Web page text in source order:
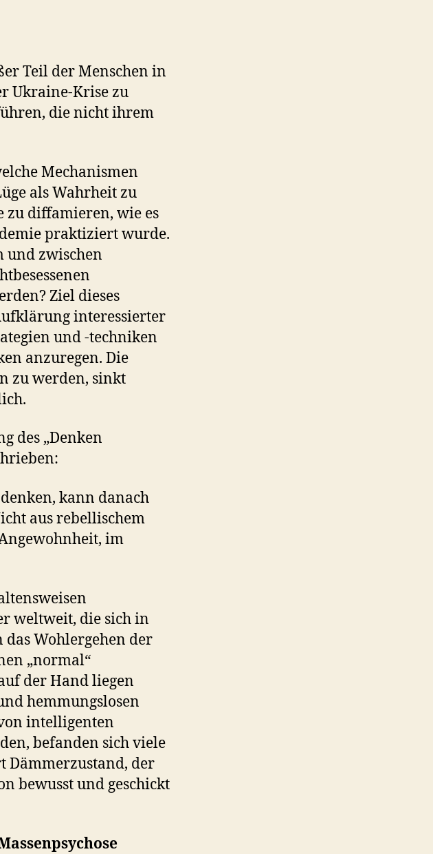
Manipulation
Teil der Menschen in
Ukraine-Krise zu
die nicht ihrem
Mechanismen
als Wahrheit zu
zu diffamieren, wie es
praktiziert wurde.
und zwischen
Ziel dieses
interessierter
und -techniken
anzuregen. Die
zu werden, sinkt
des „Denken
kann danach
aus rebellischem
im
weltweit, die sich in
Wohlergehen der
„normal“
der Hand liegen
hemmungslosen
intelligenten
befanden sich viele
Dämmerzustand, der
bewusst und geschickt